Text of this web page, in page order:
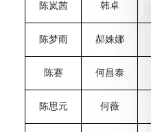
陈岚茜 韩卓
陈梦雨 郝姝娜
陈赛 何昌泰
陈思元 何薇